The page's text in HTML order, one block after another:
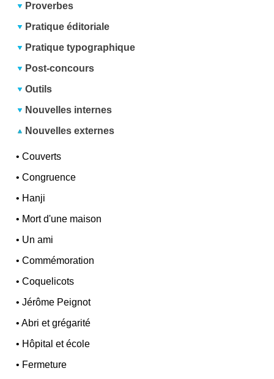
Proverbes
Pratique éditoriale
Pratique typographique
Post-concours
Outils
Nouvelles internes
Nouvelles externes
•Couverts
•Congruence
• Hanji
• Mort d'une maison
• Un ami
•Commémoration
•Coquelicots
•Jérôme Peignot
•Abri et grégarité
• Hôpital et école
• Fermeture